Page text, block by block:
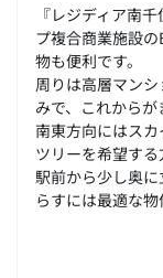
『レジディア南
プ複合商業施設
物も便利です。
周りは高層マン
みで、これからが
南東方向にはス
ツリーを希望する
駅前から少し奥
らすには最適な物